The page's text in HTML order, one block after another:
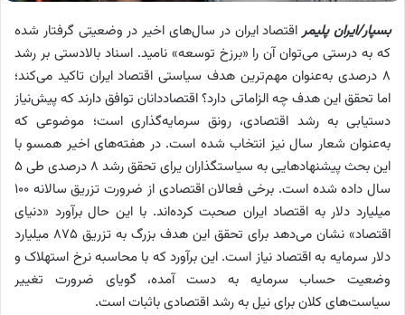
بسپار/ایران پلیمراقتصاد ایران در سال‌های اخیر در وضعیتی گرفتار شده
که به درستی می‌توان آن را «برزخ توسعه» نامید. اسناد بالادستی بر رشد
۸ درصدی به‌عنوان مهم‌ترین هدف سیاستی اقتصاد ایران تاکید می‌کند؛
اما تحقق این هدف چه الزاماتی دارد؟ اقتصاددانان توافق دارند که پیش‌نیاز
دستیابی به رشد اقتصادی، رونق سرمایه‌گذاری است؛ موضوعی که
به‌عنوان شعار سال نیز انتخاب شده است. در هفته‌های اخیر همسو با
این بحث پیشنهادهایی به سیاستگذاران یرای تحقق رشد ۸ درصدی طی ۵
سال داده شده است. برخی فعالان اقتصادی از ضرورت تزریق سالانه ۱۰۰
میلیارد دلار به اقتصاد ایران صحبت کرده‌اند. با این حال برآورد «دنیای
اقتصاد» نشان می‌دهد برای تحقق این هدف بزرگ به تزریق ۸۷۵ میلیارد
دلار سرمایه به اقتصاد نیاز است. این برآورد که با محاسبه نرخ استهلاک و
وضعیت حساب سرمایه به دست آمده، گویای ضرورت تغییر
سیاست‌های کلان برای نیل به رشد اقتصادی باثبات است.